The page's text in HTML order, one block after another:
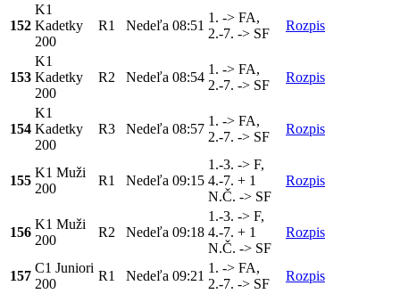
152
K1
Kadetky
200
R1 Nedeľa 08:51
1. -> FA,
2.-7. -> SF
Rozpis
153
K1
Kadetky
200
R2 Nedeľa 08:54
1. -> FA,
2.-7. -> SF
Rozpis
154
K1
Kadetky
200
R3 Nedeľa 08:57
1. -> FA,
2.-7. -> SF
Rozpis
155
K1 Muži
200
R1 Nedeľa 09:15
1.-3. -> F,
4.-7. + 1
N.Č. -> SF
Rozpis
156
K1 Muži
200
R2 Nedeľa 09:18
1.-3. -> F,
4.-7. + 1
N.Č. -> SF
Rozpis
157
C1 Juniori
200
R1 Nedeľa 09:21
1. -> FA,
2.-7. -> SF
Rozpis